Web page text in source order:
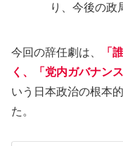
り、今後の政
今回の辞任劇は、
「
く、「党内ガバナン
いう日本政治の根本
た。